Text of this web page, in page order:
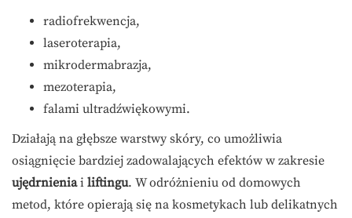
radiofrekwencja,
laseroterapia,
mikrodermabrazja,
mezoterapia,
falami ultradźwiękowymi.
Działają na głębsze warstwy skóry, co umożliwia
osiągnięcie bardziej zadowalających efektów w zakresie
ujędrnieniai liftingu. W odróżnieniu od domowych
metod, które opierają się na kosmetykach lub delikatnych